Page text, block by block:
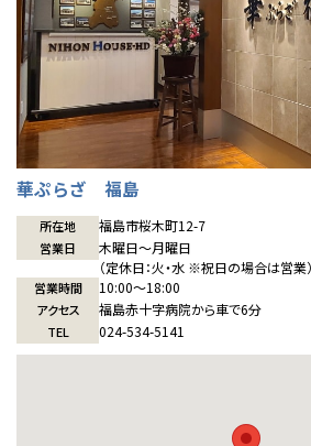
華ぷらざ 福島
所在地 福島市桜木町12-7
営業日
木曜日〜月曜日
（定休日：火・水 ※祝日の場合は営業）
営業時間 10:00〜18:00
アクセス 福島赤十字病院から車で6分
TEL 024-534-5141